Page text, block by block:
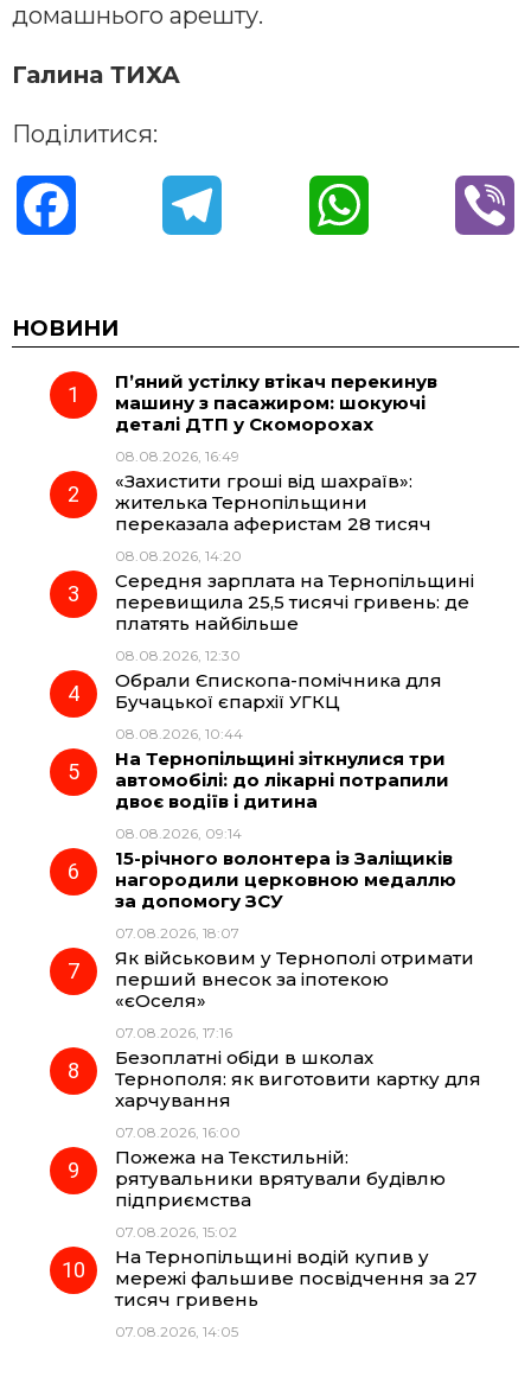
домашнього арешту.
Галина ТИХА
Поділитися:
c
e
o
k
e
g
r
a
m
t
НОВИНИ
П’яний устілку втікач перекинув
машину з пасажиром: шокуючі
деталі ДТП у Скоморохах
08.08.2026, 16:49
«Захистити гроші від шахраїв»:
жителька Тернопільщини
переказала аферистам 28 тисяч
08.08.2026, 14:20
Середня зарплата на Тернопільщині
перевищила 25,5 тисячі гривень: де
платять найбільше
08.08.2026, 12:30
Обрали Єпископа-помічника для
Бучацької єпархії УГКЦ
08.08.2026, 10:44
На Тернопільщині зіткнулися три
автомобілі: до лікарні потрапили
двоє водіїв і дитина
08.08.2026, 09:14
15-річного волонтера із Заліщиків
нагородили церковною медаллю
за допомогу ЗСУ
07.08.2026, 18:07
Як військовим у Тернополі отримати
перший внесок за іпотекою
«єОселя»
07.08.2026, 17:16
Безоплатні обіди в школах
Тернополя: як виготовити картку для
харчування
07.08.2026, 16:00
Пожежа на Текстильній:
рятувальники врятували будівлю
підприємства
07.08.2026, 15:02
На Тернопільщині водій купив у
мережі фальшиве посвідчення за 27
тисяч гривень
07.08.2026, 14:05